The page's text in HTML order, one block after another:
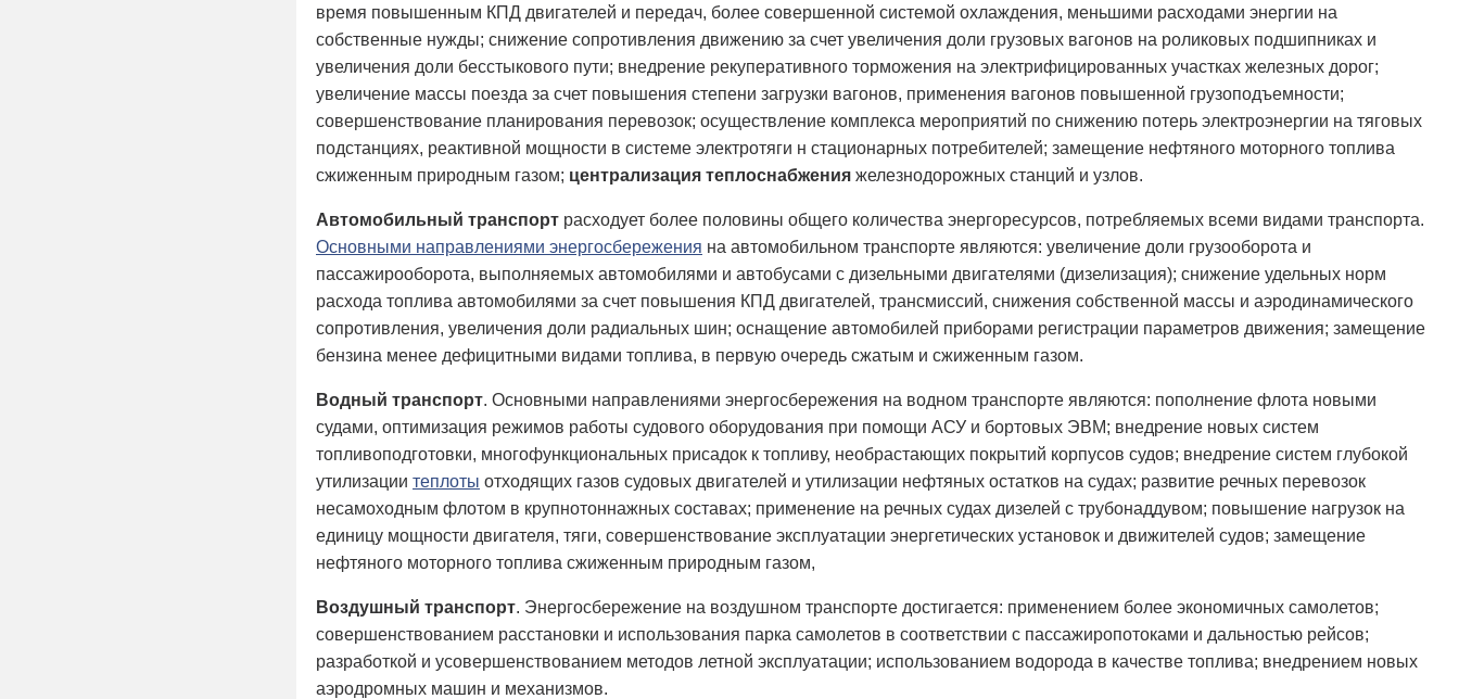
время повышенным КПД двигателей и передач, более совершенной системой охлаждения, меньшими расходами энергии на
собственные нужды; снижение сопротивления движению за счет увеличения доли грузовых вагонов на роликовых подшипниках и
увеличения доли бесстыкового пути; внедрение рекуперативного торможения на электрифицированных участках железных дорог;
увеличение массы поезда за счет повышения степени загрузки вагонов, применения вагонов повышенной грузоподъемности;
совершенствование планирования перевозок; осуществление комплекса мероприятий по снижению потерь электроэнергии на тяговых
подстанциях, реактивной мощности в системе электротяги н стационарных потребителей; замещение нефтяного моторного топлива
сжиженным природным газом; централизация теплоснабжения железнодорожных станций и узлов.
Автомобильный транспорт расходует более половины общего количества энергоресурсов, потребляемых всеми видами транспорта.
Основными направлениями энергосбережения на автомобильном транспорте являются: увеличение доли грузооборота и
пассажирооборота, выполняемых автомобилями и автобусами с дизельными двигателями (дизелизация); снижение удельных норм
расхода топлива автомобилями за счет повышения КПД двигателей, трансмиссий, снижения собственной массы и аэродинамического
сопротивления, увеличения доли радиальных шин; оснащение автомобилей приборами регистрации параметров движения; замещение
бензина менее дефицитными видами топлива, в первую очередь сжатым и сжиженным газом.
Водный транспорт. Основными направлениями энергосбережения на водном транспорте являются: пополнение флота новыми
судами, оптимизация режимов работы судового оборудования при помощи АСУ и бортовых ЭВМ; внедрение новых систем
топливоподготовки, многофункциональных присадок к топливу, необрастающих покрытий корпусов судов; внедрение систем глубокой
утилизации теплоты отходящих газов судовых двигателей и утилизации нефтяных остатков на судах; развитие речных перевозок
несамоходным флотом в крупнотоннажных составах; применение на речных судах дизелей с трубонаддувом; повышение нагрузок на
единицу мощности двигателя, тяги, совершенствование эксплуатации энергетических установок и движителей судов; замещение
нефтяного моторного топлива сжиженным природным газом,
Воздушный транспорт. Энергосбережение на воздушном транспорте достигается: применением более экономичных самолетов;
совершенствованием расстановки и использования парка самолетов в соответствии с пассажиропотоками и дальностью рейсов;
разработкой и усовершенствованием методов летной эксплуатации; использованием водорода в качестве топлива; внедрением новых
аэродромных машин и механизмов.